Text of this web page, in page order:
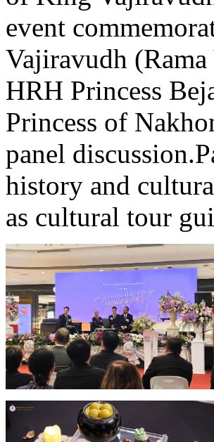
event
Vajiravudh
HRH Princess
Princess of
panel
history and
as cultural tour